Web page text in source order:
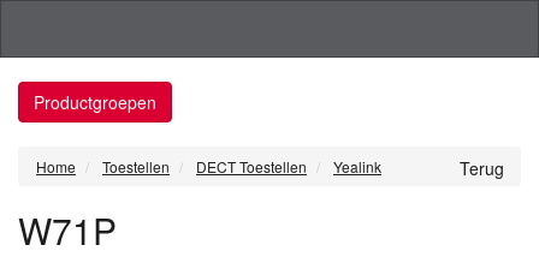
Productgroepen
Terug
Home Toestellen DECT Toestellen Yealink
W71P